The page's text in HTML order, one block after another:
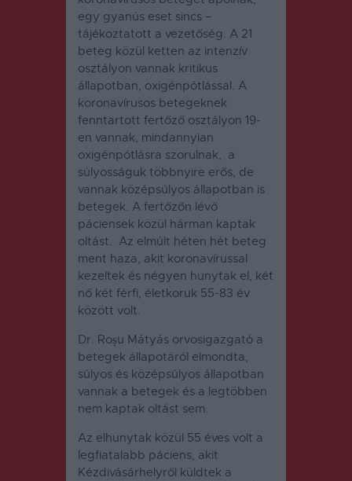
egy gyanús eset sincs –
tájékoztatott a vezetőség. A 21
beteg közül ketten az intenzív
osztályon vannak kritikus
állapotban, oxigénpótlással. A
koronavírusos betegeknek
fenntartott fertőző osztályon 19-
en vannak, mindannyian
oxigénpótlásra szorulnak, a
súlyosságuk többnyire erős, de
vannak középsúlyos állapotban is
betegek. A fertőzőn lévő
páciensek közül hárman kaptak
oltást. Az elmúlt héten hét beteg
ment haza, akit koronavírussal
kezeltek és négyen hunytak el, két
nő két férfi, életkoruk 55-83 év
között volt.
Dr. Roșu Mátyás orvosigazgató a
betegek állapotáról elmondta,
súlyos és középsúlyos állapotban
vannak a betegek és a legtöbben
nem kaptak oltást sem.
Az elhunytak közül 55 éves volt a
legfiatalabb páciens, akit
Kézdivásárhelyről küldtek a